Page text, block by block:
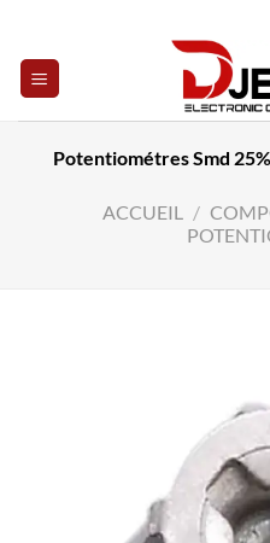
content
Potentiométres Smd
ACCUEIL /